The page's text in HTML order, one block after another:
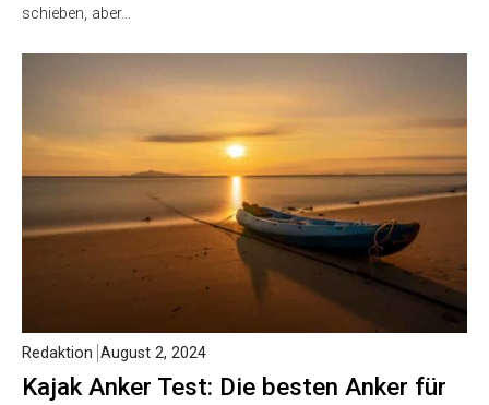
schieben, aber…
Kajak Anker Test: Die besten Anker für
Redaktion August 2, 2024